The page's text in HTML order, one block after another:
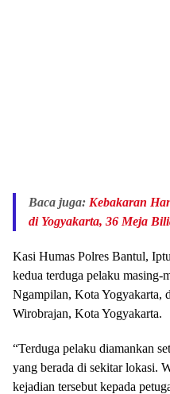
Baca juga: Kebakaran
di Yogyakarta, 36 Meja
Kasi Humas Polres Bantul,
kedua terduga pelaku masing-
Ngampilan, Kota Yogyakarta,
Wirobrajan, Kota Yogyakarta.
“Terduga pelaku diamankan
yang berada di sekitar lokasi.
kejadian tersebut kepada